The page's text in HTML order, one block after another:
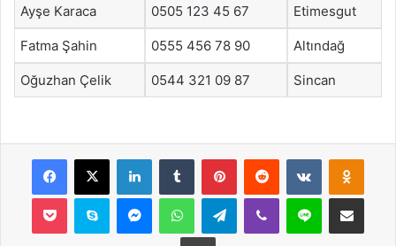
Ayşe Karaca 0505 123 45 67 Etimesgut
Fatma Şahin 0555 456 78 90 Altındağ
Oğuzhan Çelik 0544 321 09 87 Sincan
Facebook
X LinkedInTumblr PinterestReddit VKontakte
Pocket Skype MessengerWhatsAppTelegramViber Line E-Posta ile
Yazdır